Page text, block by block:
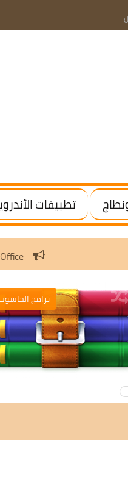
تطبيقات
/ Office
برامج الحاسوب